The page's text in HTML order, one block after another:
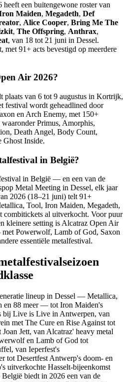
een buitengewone roster van
Maiden, Megadeth, Def
, Alice Cooper, Bring Me The
, The Offspring, Anthrax,
, van 18 tot 21 juni in Dessel.
91+ acts bevestigd op meerdere
Air 2026?
plaats van 6 tot 9 augustus in Kortrijk,
festival wordt geheadlined door
en Arch Enemy, met 150+
Primus, Amorphis,
Death Angel, Body Count,
Ghost Inside.
in België?
in België — en een van de
Metal Meeting in Dessel, elk jaar
2026 (18–21 juni) telt 91+
Tool, Iron Maiden, Megadeth,
combitickets al uitverkocht. Voor puur
kleinere setting is Alcatraz Open Air
Powerwolf, Lamb of God, Saxon
essentiële metalfestival.
lineup in Dessel — Metallica,
en 88 meer — tot Iron Maiden's
bij Live is Live in Antwerpen, van
met The Cure en Rise Against tot
Jett, van Alcatraz' heavy metal
en Lamb of God tot
van Ieperfest's
tot Desertfest Antwerp's doom- en
uitverkochte Hasselt-bijeenkomst
biedt in 2026 een van de